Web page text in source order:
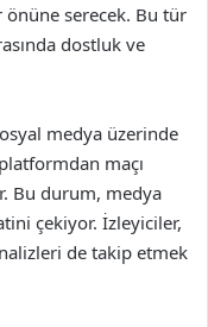
serecek. Bu tür
dostluk ve
medya üzerinde
maçı
Bu durum, medya
çekiyor. İzleyiciler,
de takip etmek